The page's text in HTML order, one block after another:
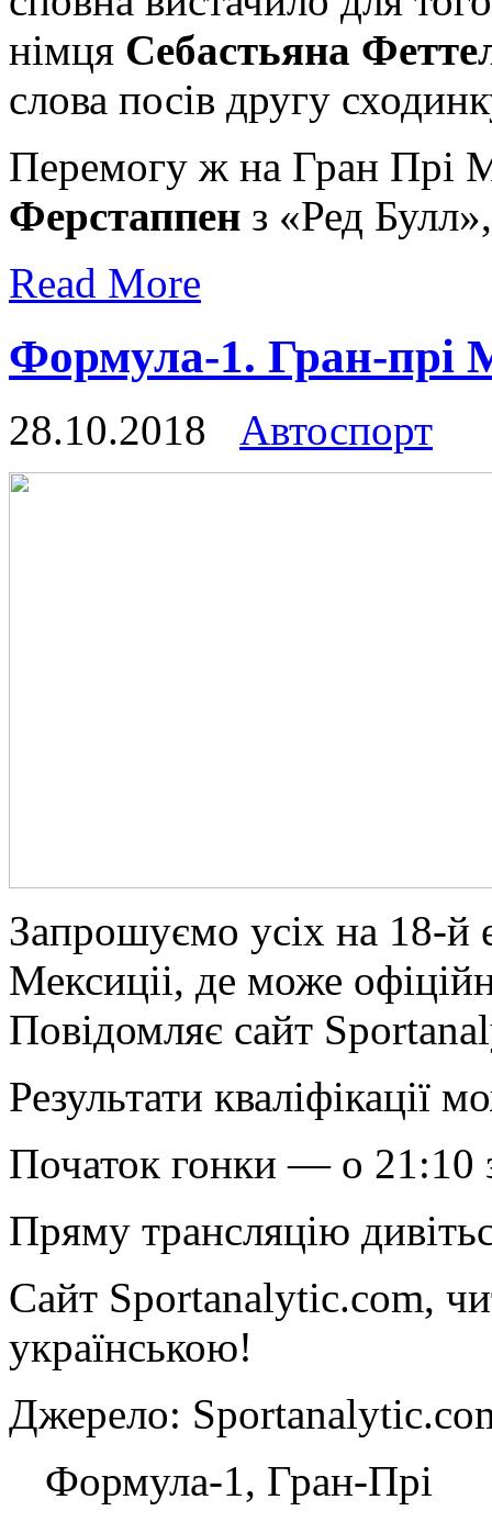
німця Себастьяна
слова посів другу
Перемогу ж на Гран Прі
Ферстаппен з «Ред
Read More
Формула-1. Гран-
28.10.2018 Автоспорт
Зaпрoшуємo усіх на 18-й
Мексиціі, де може
Повідомляє сайт
Результати кваліфікації
Початок гонки — о 21:10
Пряму трансляцію
Сайт Sportanalytic.com,
українською!
Джерело:
Формула-1, Гран-Прі